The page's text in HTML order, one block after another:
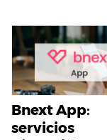
Bnext App:
servicios